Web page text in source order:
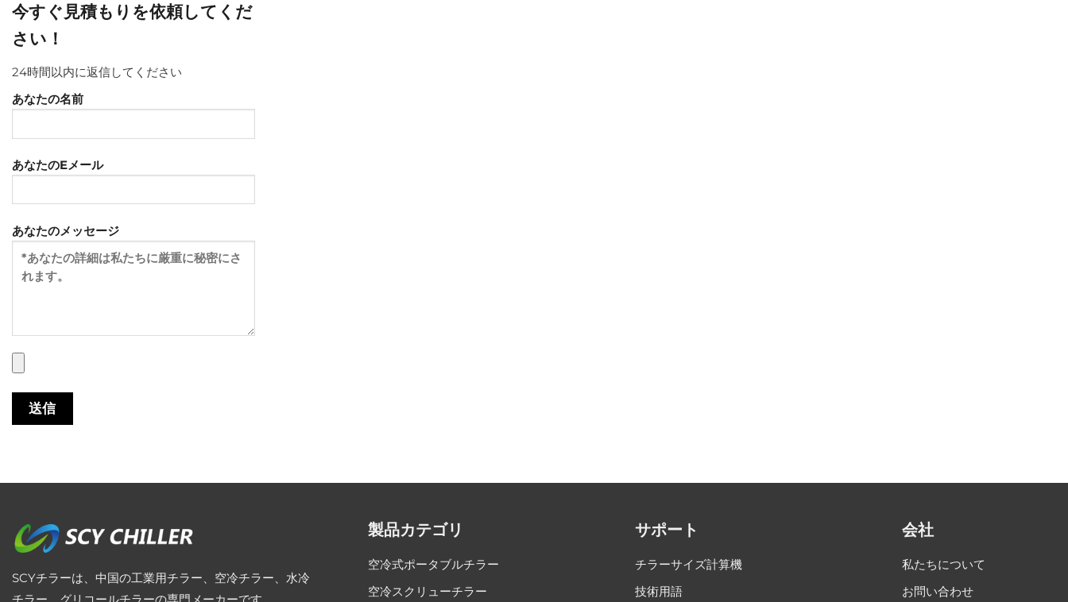
今すぐ見積もりを依頼してくだ
さい！
24時間以内に返信してください
あなたの名前
あなたのEメール
あなたのメッセージ
SCYチラーは、中国の工業用チラー、空冷チラー、水冷
製品カテゴリ
空冷式ポータブルチラー
空冷スクリューチラー
サポート
チラーサイズ計算機
技術用語
会社
私たちについて
お問い合わせ